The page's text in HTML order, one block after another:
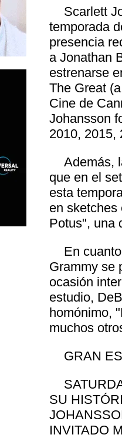
Scarlett
temporada
presencia
a Jonathan
estrenarse
The Great
Cine de
Johansson
2010, 2015,
Además,
que en el
esta
en sketches
Potus", una
En
Grammy se
ocasión
estudio,
homónimo,
muchos
GRAN
SU
INVITADO